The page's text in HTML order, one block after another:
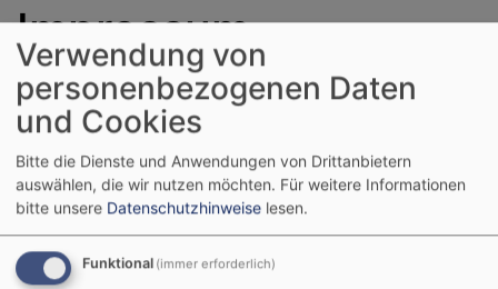
Impressum
www.dekanat-michelau.deist ein Angebot des
Evangelisch-Lutherischen Dekanatsbezirks der
Evangelisch-Lutherischen Kirche in Bayern. Diese ist
eine Körperschaft des öffentlichen Rechts, vertreten
durch Dekanin Stefanie Ott-Frühwald
Angaben gemäß § 5 DDG:
Verwendung von
personenbezogenen Daten
und Cookies
Bitte die Dienste und Anwendungen von Drittanbietern
auswählen, die wir nutzen möchten. Für weitere Informationen
bitte unsere Datenschutzhinweise lesen.
Funktional (immer erforderlich)